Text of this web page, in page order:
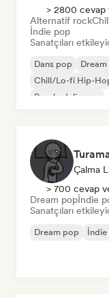
> 2800 cevap
Alternatif rock
İndie pop
Sanatçıları
Dans pop
Chill/Lo-fi Hip-
Psychedelic pop
Çalma
> 700 cevap
Dream popİndie
Sanatçıları
Dream pop